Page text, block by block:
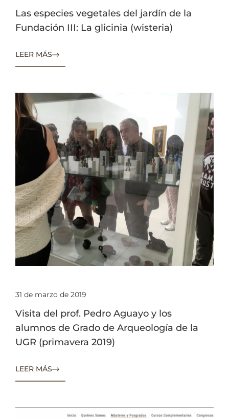
Las especies vegetales del jardín de la
Fundación III: La glicinia (wisteria)
LEER MÁS
31 de marzo de 2019
Visita del prof. Pedro Aguayo y los
alumnos de Grado de Arqueología de la
UGR (primavera 2019)
LEER MÁS